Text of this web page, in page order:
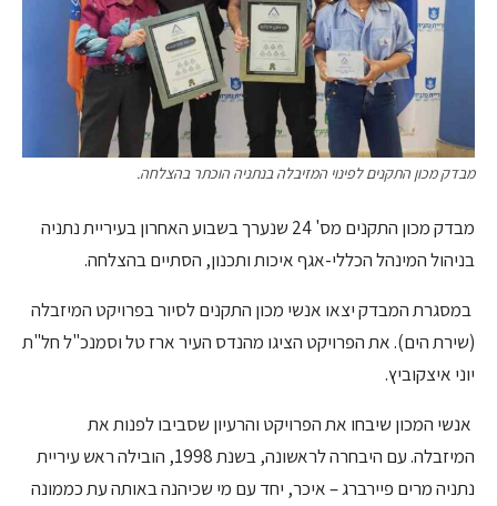
מבדק מכון התקנים לפינוי המזיבלה בנתניה הוכתר בהצלחה.
מבדק מכון התקנים מס' 24 שנערך בשבוע האחרון בעיריית נתניה
בניהול המינהל הכללי-אגף איכות ותכנון, הסתיים בהצלחה.
במסגרת המבדק יצאו אנשי מכון התקנים לסיור בפרויקט המיזבלה
(שירת הים). את הפרויקט הציגו מהנדס העיר ארז טל וסמנכ"ל חל"ת
יוני איצקוביץ.
אנשי המכון שיבחו את הפרויקט והרעיון שסביבו לפנות את
המיזבלה. עם היבחרה לראשונה, בשנת 1998, הובילה ראש עיריית
נתניה מרים פיירברג – איכר, יחד עם מי שכיהנה באותה עת כממונה